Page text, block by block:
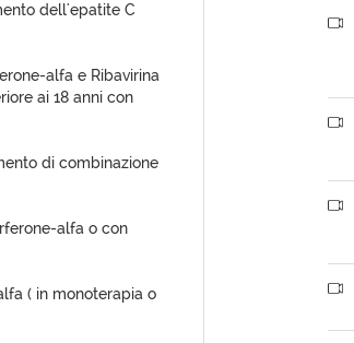
dell'epatite C
alfa e Ribavirina
ai 18 anni con
di combinazione
alfa o con
( in monoterapia o